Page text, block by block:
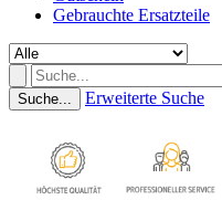
Gebrauchte Ersatzteile
Suche... Erweiterte Suche